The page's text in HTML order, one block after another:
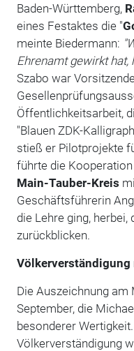
Baden-Württemberg,
eines Festaktes die "
meinte Biedermann:
Ehrenamt gewirkt hat,
Szabo war
Öffentlichkeitsarbeit,
"Blauen ZDK-
stieß er Pilotprojekte
führte die
Main-Tauber-Kreis
Geschäftsführerin
die Lehre ging,
zurückblicken.
Völkerverständigung
Die Auszeichnung am
September, die
besonderer
Völkerverständigung